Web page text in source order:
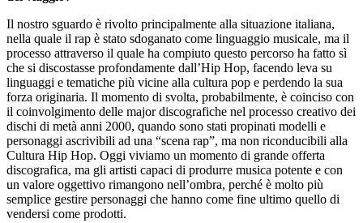
Il nostro sguardo è rivolto principalmente alla situazione italiana,
nella quale il rap è stato sdoganato come linguaggio musicale, ma il
processo attraverso il quale ha compiuto questo percorso ha fatto sì
che si discostasse profondamente dall’Hip Hop, facendo leva su
linguaggi e tematiche più vicine alla cultura pop e perdendo la sua
forza originaria. Il momento di svolta, probabilmente, è coinciso con
il coinvolgimento delle major discografiche nel processo creativo dei
dischi di metà anni 2000, quando sono stati propinati modelli e
personaggi ascrivibili ad una “scena rap”, ma non riconducibili alla
Cultura Hip Hop. Oggi viviamo un momento di grande offerta
discografica, ma gli artisti capaci di produrre musica potente e con
un valore oggettivo rimangono nell’ombra, perché è molto più
semplice gestire personaggi che hanno come fine ultimo quello di
vendersi come prodotti.